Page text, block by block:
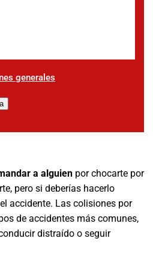
generales
a alguien por chocarte por
pero si deberías hacerlo
accidente. Las colisiones por
de accidentes más comunes,
distraído o seguir